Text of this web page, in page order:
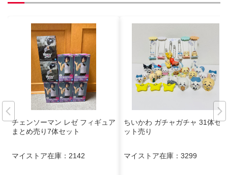
チェンソーマン レゼ フィギュア
まとめ売り7体セット
マイストア在庫： 2142
ちいかわ ガチャガチャ 31体セ
ット売り
マイストア在庫： 3299